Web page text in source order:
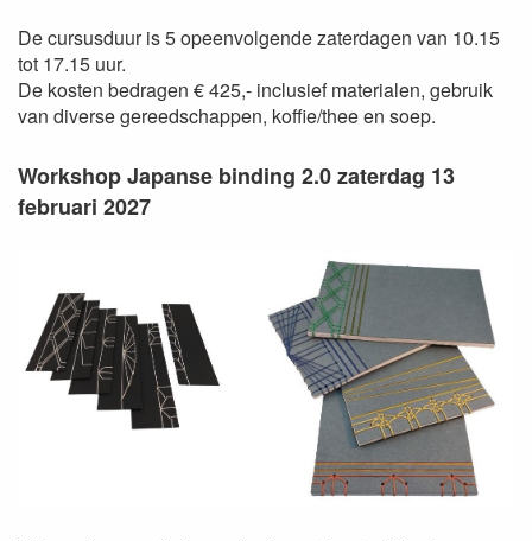
De cursusduur is 5 opeenvolgende zaterdagen van 10.15
tot 17.15 uur.
De kosten bedragen € 425,- inclusief materialen, gebruik
van diverse gereedschappen, koffie/thee en soep.
Workshop Japanse binding 2.0 zaterdag 13
februari 2027